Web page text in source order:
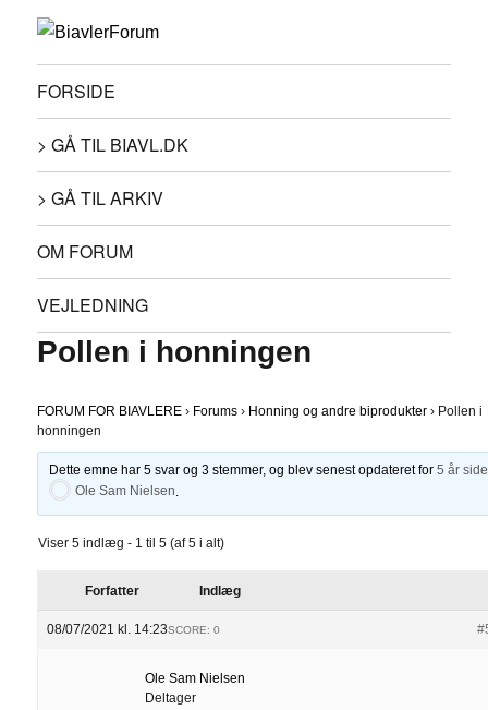
FORSIDE
> GÅ TIL BIAVL.DK
> GÅ TIL ARKIV
OM FORUM
VEJLEDNING
Pollen i honningen
FORUM FOR BIAVLERE › Forums › Honning og andre biprodukter › Pollen i
honningen
Dette emne har 5 svar og 3 stemmer, og blev senest opdateret for 5 år
Ole Sam Nielsen
Viser 5 indlæg - 1 til 5 (af 5 i alt)
Forfatter Indlæg
08/07/2021 kl. 14:23SCORE: 0
Ole Sam Nielsen
Deltager